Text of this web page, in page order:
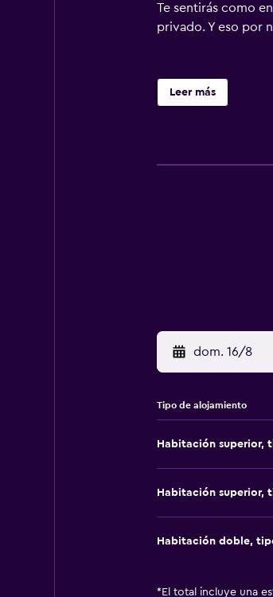
Te sentirás como
privado. Y eso por
Leer más
dom. 16/8
Tipo de alojamiento
Habitación superior,
Habitación superior,
Habitación doble,
* El total incluye una